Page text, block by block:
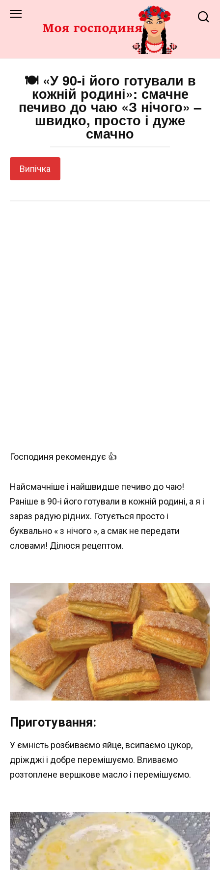
до
🍽️ «У 90-і його готували в
кожній родині»: смачне
печиво до чаю «З нічого» –
швидко, просто і дуже
смачно
Випічка
Господиня рекомендує 👍
Найсмачніше і найшвидше печиво до чаю!
Раніше в 90-і його готували в кожній родині, а я і
зараз радую рідних. Готується просто і
буквально « з нічого », а смак не передати
словами! Ділюся рецептом.
Приготування:
У ємність розбиваємо яйце, всипаємо цукор,
дріжджі і добре перемішуємо. Вливаємо
розтоплене вершкове масло і перемішуємо.